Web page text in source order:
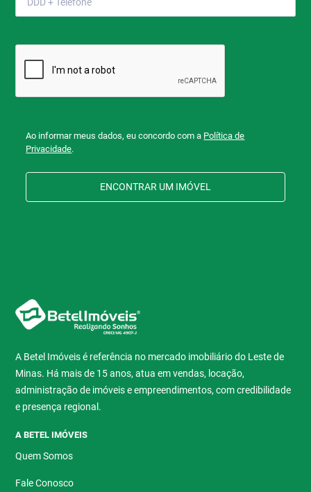
Ao informar meus dados, eu concordo com a Política de
Privacidade.
ENCONTRAR UM IMÓVEL
A Betel Imóveis é referência no mercado imobiliário do Leste de
Minas. Há mais de 15 anos, atua em vendas, locação,
administração de imóveis e empreendimentos, com credibilidade
e presença regional.
A BETEL IMÓVEIS
Quem Somos
Fale Conosco